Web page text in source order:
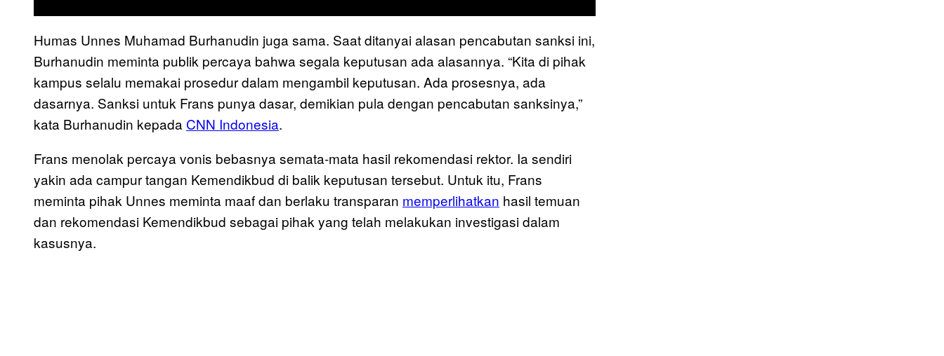
Humas Unnes Muhamad Burhanudin juga sama. Saat ditanyai alasan pencabutan sanksi ini,
Burhanudin meminta publik percaya bahwa segala keputusan ada alasannya. “Kita di pihak
kampus selalu memakai prosedur dalam mengambil keputusan. Ada prosesnya, ada
dasarnya. Sanksi untuk Frans punya dasar, demikian pula dengan pencabutan sanksinya,”
kata Burhanudin kepada CNN Indonesia.
Frans menolak percaya vonis bebasnya semata-mata hasil rekomendasi rektor. Ia sendiri
yakin ada campur tangan Kemendikbud di balik keputusan tersebut. Untuk itu, Frans
meminta pihak Unnes meminta maaf dan berlaku transparan memperlihatkan hasil temuan
dan rekomendasi Kemendikbud sebagai pihak yang telah melakukan investigasi dalam
kasusnya.